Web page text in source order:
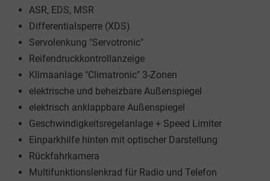
ASR, EDS, MSR
Differentialsperre (XDS)
Servolenkung "Servotronic"
Reifendruckkontrollanzeige
Klimaanlage "Climatronic" 3-Zonen
elektrische und beheizbare Außenspiegel
elektrisch anklappbare Außenspiegel
Geschwindigkeitsregelanlage + Speed Limiter
Einparkhilfe hinten mit optischer Darstellung
Rückfahrkamera
Multifunktionslenkrad für Radio und Telefon